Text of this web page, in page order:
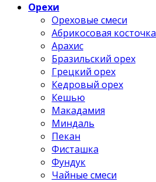
Орехи
Ореховые смеси
Абрикосовая косточка
Арахис
Бразильский орех
Грецкий орех
Кедровый орех
Кешью
Макадамия
Миндаль
Пекан
Фисташка
Фундук
Чайные смеси